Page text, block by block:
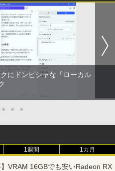
】I-O DATA アイ・オー・デー
証 3辺フレームレス&広視野角A
23.8型ワイド液晶 ブラック 24
PCモニター LCD-A241DB L
【NE直】
ター 1920*1080 FHD パソコ
ー VA非光沢 4000:1 HDMI 角度
Freesync スピーカー内蔵 kk
配送 HG-215
第七王子だったので、気まま
極めます（24） 【電子書籍】[
]
上送料無料】新装版 沈黙の艦
セット
ップグレード版】AOKIMI ワイヤ
bluetooth イヤホン V12 小型
トゥースHi-Fi 最大36時間再生 ぶ
コードレス ENCノイズキャン
動ペアリング Type-C充電 マイク
ッチ式音量調整 スポーツ/通勤/通
(ホワイト)
ン Bluetooth 5.4 ノイズキャンセ
36時間再生
(Stadium ver.)
炭酸水 ラベルレス 500ml ×24本
ットボトル 500ミリリットル (Sm
本
モノクロ版 39 (ジャンプ
DIGITAL)
でヤニ吸うふたり 9巻 (デジタル
にドンピシャな「ローカル
● ● ●
1週間 1カ月
VRAM 16GBでも安いRadeon RX